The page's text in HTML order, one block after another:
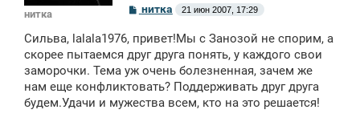
нитка
С
о
б
щ
е
н
и
нитка 21 июн 2007, 17:29
Сильва, lalala1976, привет!Мы с Занозой не спорим, а
скорее пытаемся друг друга понять, у каждого свои
заморочки. Тема уж очень болезненная, зачем же
нам еще конфликтовать? Поддерживать друг друга
будем.Удачи и мужества всем, кто на это решается!